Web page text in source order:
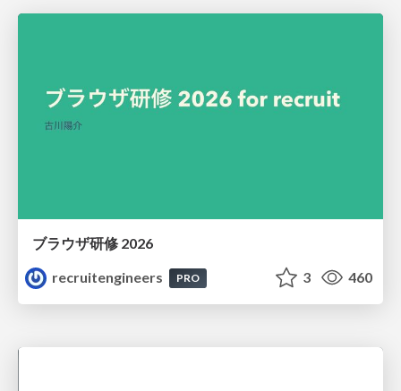
ブラウザ研修 2026
recruitengineers
PRO 3 460